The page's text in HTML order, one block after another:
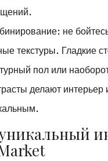
не
текстуры. Гладкие
пол или
делают